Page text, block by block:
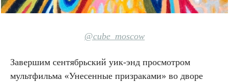
@cube_moscow
Завершим сентябрьский уик-энд просмотром
мультфильма «Унесенные призраками» во дворе